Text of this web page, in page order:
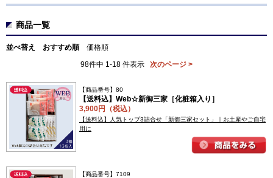
商品一覧
並べ替え おすすめ順
価格順
98件中 1-18 件表示 次のページ >
【商品番号】80
【送料込】Web☆新御三家［化粧箱入り］
3,900円（税込）
【送料込】人気トップ3詰合せ「新御三家セット」｜お土産やご自宅
用に
【商品番号】7109